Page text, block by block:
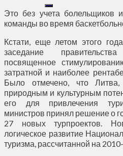
Это без учета болельщиков
команды во время
Кстати, еще летом этого
заседание
посвященное
затратной и наиболее
Было отмечено, что Литва,
природным и культурным
его для привлечения
министров принял решение о
27 новых турпроектов.
логическое развитие
туризма, рассчитанной на